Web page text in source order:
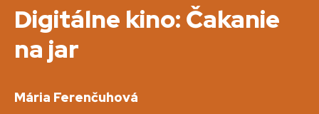
Digitálne kino: Čakanie
na jar
Mária Ferenčuhová